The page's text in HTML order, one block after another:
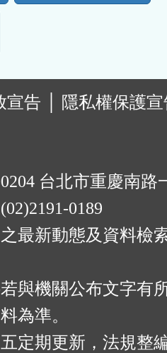
宣告
隱私權保護
台北市重慶南路
0189
最新動態及資料檢
與機關公布文字有
為準。
定期更新，法規整